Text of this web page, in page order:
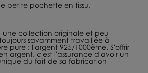
petite pochette en tissu.
une collection originale et peu
savamment travaillée à
pure : l'argent 925/1000ème. S'offrir
argent, c'est l'assurance d'avoir un
du fait de sa fabrication